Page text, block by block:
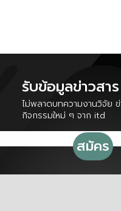
รับข้อมูลข่าวสาร
ไม่พลาดบทความงานวิจัย ข่
กิจกรรมใหม่ ๆ จาก itd